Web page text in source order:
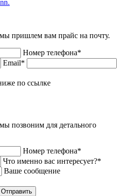
пришлем вам прайс на почту.
Номер телефона*
Email*
по ссылке
позвоним для детального
Номер телефона*
Что именно вас интересует?*
Ваше сообщение
Отправить